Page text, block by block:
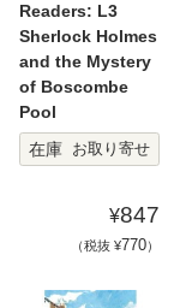
Readers: L3
Sherlock Holmes
and the Mystery
of Boscombe
Pool
在庫
お取り寄せ
¥847
（税抜 ¥770）